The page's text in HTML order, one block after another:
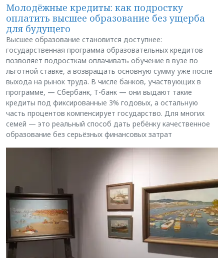
Молодёжные кредиты: как подростку
оплатить высшее образование без ущерба
для будущего
Высшее образование становится доступнее:
государственная программа образовательных кредитов
позволяет подросткам оплачивать обучение в вузе по
льготной ставке, а возвращать основную сумму уже после
выхода на рынок труда. В числе банков, участвующих в
программе, — Сбербанк, Т-банк — они выдают такие
кредиты под фиксированные 3% годовых, а остальную
часть процентов компенсирует государство. Для многих
семей — это реальный способ дать ребёнку качественное
образование без серьёзных финансовых затрат